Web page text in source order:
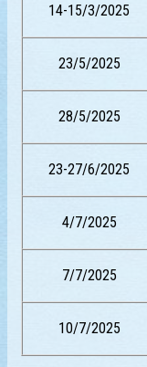
14-15/3/2025
23/5/2025
28/5/2025
23-27/6/2025
4/7/2025
7/7/2025
10/7/2025